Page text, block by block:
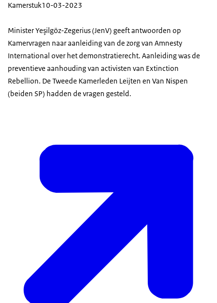
Kamerstuk10-03-2023
Minister Yeşilgöz-Zegerius (JenV) geeft antwoorden op
Kamervragen naar aanleiding van de zorg van Amnesty
International over het demonstratierecht. Aanleiding was de
preventieve aanhouding van activisten van Extinction
Rebellion. De Tweede Kamerleden Leijten en Van Nispen
(beiden SP) hadden de vragen gesteld.